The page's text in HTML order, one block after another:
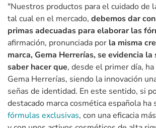
"Nuestros productos para el cuidado de
tal cual en el mercado, debemos dar
primas adecuadas para elaborar las
afirmación, pronunciada por la misma
marca, Gema Herrerías, se evidencia
saber hacer que, desde el primer día,
Gema Herrerías, siendo la innovación
señas de identidad. En este sentido, si
destacado marca cosmética española ha
fórmulas exclusivas, con una eficacia